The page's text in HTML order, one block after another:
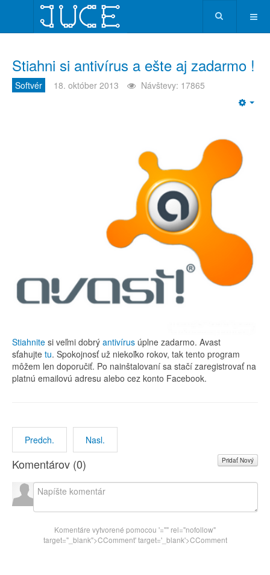
Stiahni si antivírus a ešte aj zadarmo !
Softvér 18. október 2013 Návštevy: 17865
Stiahnite si veľmi dobrý antivírus úplne zadarmo. Avast
sťahujte tu. Spokojnosť už niekoľko rokov, tak tento program
môžem len doporučiť. Po nainštalovaní sa stačí zaregistrovať na
platnú emailovú adresu alebo cez konto Facebook.
Predch. Nasl.
Komentárov (0) Pridať Nový
Komentáre vytvorené pomocou '="" rel="nofollow"
target="_blank">CComment' target='_blank'>CComment